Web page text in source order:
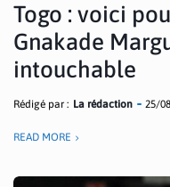
Togo : voici
Gnakade
intouchable
Rédigé par : La rédaction 25/
READ MORE